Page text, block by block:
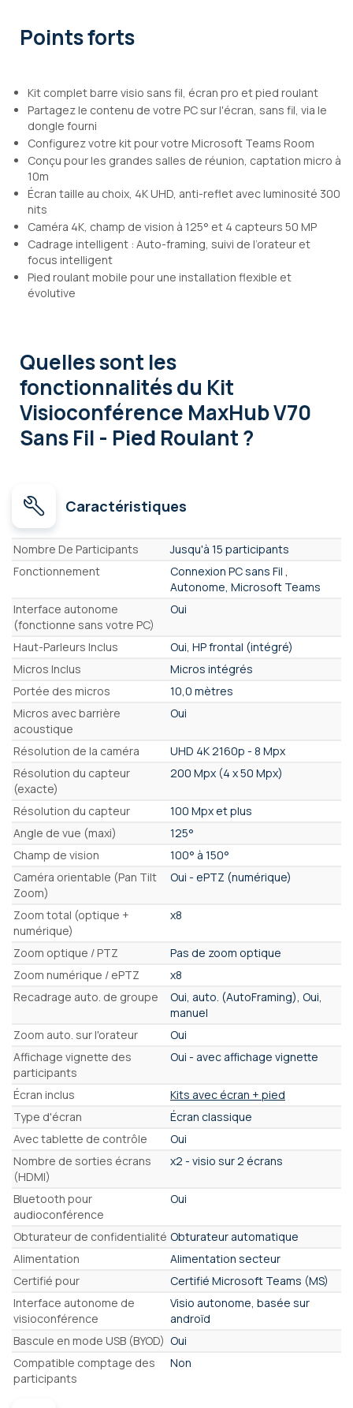
Points forts
Kit complet barre visio sans fil, écran pro et pied roulant
Partagez le contenu de votre PC sur l'écran, sans fil, via le
dongle fourni
Configurez votre kit pour votre Microsoft Teams Room
Conçu pour les grandes salles de réunion, captation micro à
10m
Écran taille au choix, 4K UHD, anti-reflet avec luminosité 300
nits
Caméra 4K, champ de vision à 125° et 4 capteurs 50 MP
Cadrage intelligent : Auto-framing, suivi de l’orateur et
focus intelligent
Pied roulant mobile pour une installation flexible et
évolutive
Quelles sont les
fonctionnalitésdu Kit
Visioconférence MaxHub V70
Sans Fil - Pied Roulant ?
Caractéristiques
Caractéristiques
Nombre De Participants
Jusqu'à 15 participants
Fonctionnement
Connexion PC sans Fil ,
Autonome, Microsoft Teams
Interface autonome
(fonctionne sans votre PC)
Oui
Haut-Parleurs Inclus
Oui, HP frontal (intégré)
Micros Inclus
Micros intégrés
Portée des micros
10,0 mètres
Micros avec barrière
acoustique
Oui
Résolution de la caméra
UHD 4K 2160p - 8 Mpx
Résolution du capteur
(exacte)
200 Mpx (4 x 50 Mpx)
Résolution du capteur
100 Mpx et plus
Angle de vue (maxi)
125°
Champ de vision
100° à 150°
Caméra orientable (Pan Tilt
Zoom)
Oui - ePTZ (numérique)
Zoom total (optique +
numérique)
x8
Zoom optique / PTZ
Pas de zoom optique
Zoom numérique / ePTZ
x8
Recadrage auto. de groupe
Oui, auto. (AutoFraming), Oui,
manuel
Zoom auto. sur l'orateur
Oui
Affichage vignette des
participants
Oui - avec affichage vignette
Écran inclus
Kits avec écran + pied
Type d'écran
Écran classique
Avec tablette de contrôle
Oui
Nombre de sorties écrans
(HDMI)
x2 - visio sur 2 écrans
Bluetooth pour
audioconférence
Oui
Obturateur de confidentialité Obturateur automatique
Alimentation
Alimentation secteur
Certifié pour
Certifié Microsoft Teams (MS)
Interface autonome de
visioconférence
Visio autonome, basée sur
androïd
Bascule en mode USB (BYOD) Oui
Compatible comptage des
participants
Non